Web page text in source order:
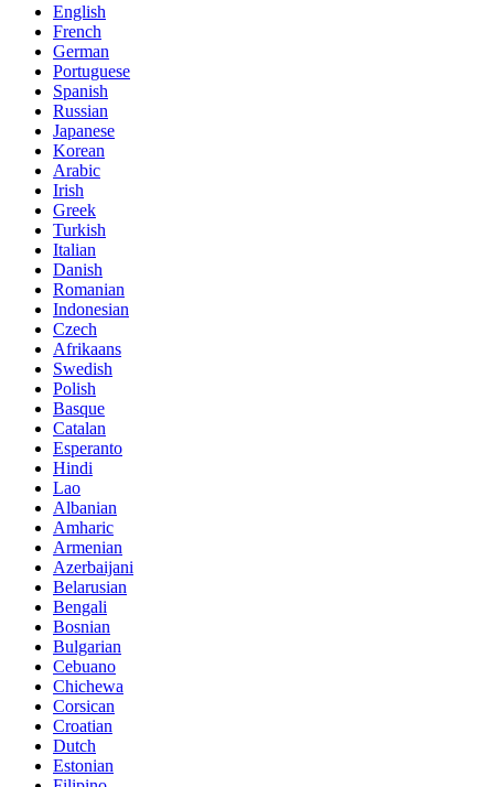
English
French
German
Portuguese
Spanish
Russian
Japanese
Korean
Arabic
Irish
Greek
Turkish
Italian
Danish
Romanian
Indonesian
Czech
Afrikaans
Swedish
Polish
Basque
Catalan
Esperanto
Hindi
Lao
Albanian
Amharic
Armenian
Azerbaijani
Belarusian
Bengali
Bosnian
Bulgarian
Cebuano
Chichewa
Corsican
Croatian
Dutch
Estonian